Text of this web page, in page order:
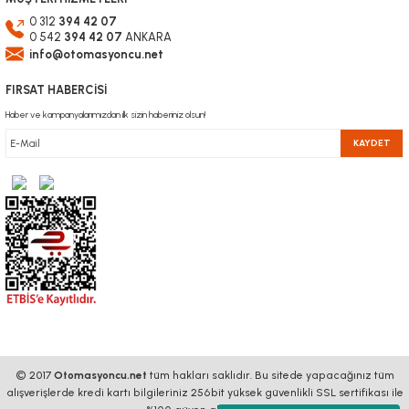
0 312 394 42 07
0 542 394 42 07 ANKARA
info@otomasyoncu.net
FIRSAT HABERCİSİ
Haber ve kampanyalarımızdan ilk sizin haberiniz olsun!
KAYDET
© 2017 Otomasyoncu.net tüm hakları saklıdır. Bu sitede yapacağınız tüm
alışverişlerde kredi kartı bilgileriniz 256bit yüksek güvenlikli SSL sertifikası ile